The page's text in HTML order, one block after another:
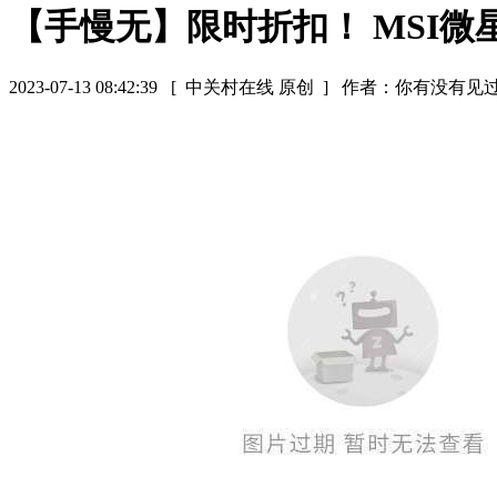
【手慢无】限时折扣！ MSI微
2023-07-13 08:42:39 [ 中关村在线 原创 ] 作者：你有没有见